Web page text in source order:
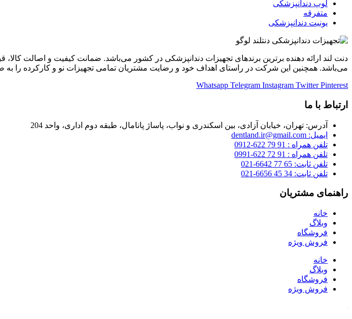
لوپ دندانپزشکی
متفرقه
یونیت دندانپزشکی
دنت لند ارائه دهنده برترین برندهای تجهیزات دندانپزشکی در کشور می‌باشد. ضمانت کیفیت و اصالت
می‌باشد. همچنین این شرکت در راستای اهداف خود و رضایت مشتریان تمامی تجهیزات نو و کارکرده را به
Whatsapp Telegram Instagram Twitter Pinterest
ارتباط با ما
آدرس: تهران، خیابان آزادی، بین اسکندری و نواب، پاساژ پانامال، طبقه دوم اداری، واحد 204
ایمیل: dentland.ir@gmail.com
تلفن همراه : 91 79 622-0912
تلفن همراه : 91 72 622-0991
تلفن ثابت: 65 77 6642-021
تلفن ثابت: 34 45 6656-021
راهنمای مشتریان
خانه
وبلاگ
فروشگاه
فروش ویژه
خانه
وبلاگ
فروشگاه
فروش ویژه